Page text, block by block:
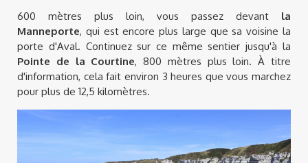
600 mètres plus loin, vous passez devant la
Manneporte, qui est encore plus large que sa voisine la
porte d'Aval. Continuez sur ce même sentier jusqu'à la
Pointe de la Courtine, 800 mètres plus loin. À titre
d'information, cela fait environ 3 heures que vous marchez
pour plus de 12,5 kilomètres.